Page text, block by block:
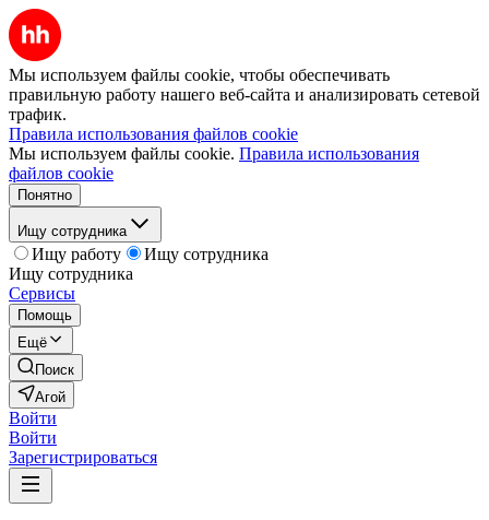
Мы используем файлы cookie, чтобы обеспечивать
правильную работу нашего веб-сайта и анализировать сетевой
трафик.
Правила использования файлов cookie
Мы используем файлы cookie. Правила использования
файлов cookie
Понятно
Ищу сотрудника
Ищу работу
Ищу сотрудника
Ищу сотрудника
Сервисы
Помощь
Ещё
Поиск
Агой
Войти
Войти
Зарегистрироваться